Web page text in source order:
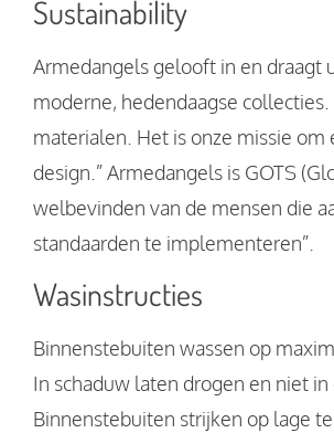
Sustainability
Armedangels gelooft in en draagt
moderne, hedendaagse
materialen. Het is onze missie
design.” Armedangels is GOTS
welbevinden van de mensen die
standaarden te implementeren”.
Wasinstructies
Binnenstebuiten wassen op
In schaduw laten drogen en niet
Binnenstebuiten strijken op lage